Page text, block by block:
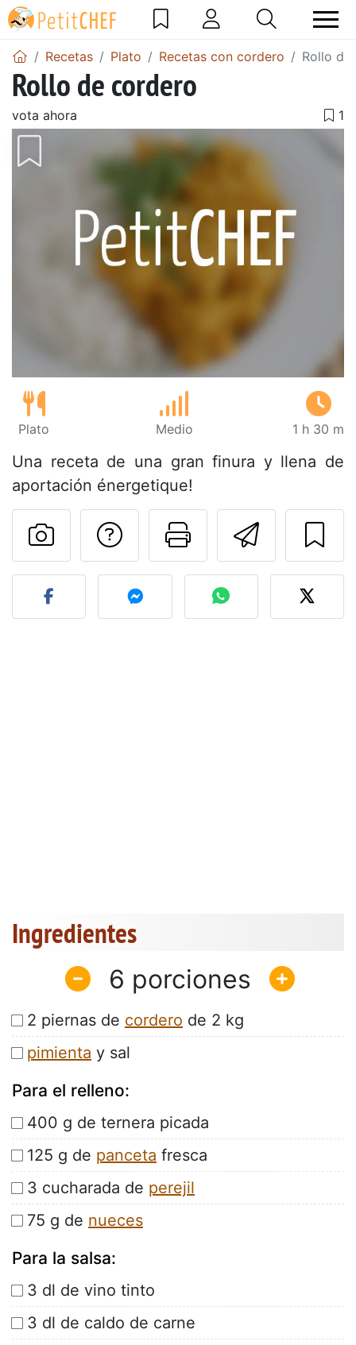
Recetas Plato Recetas con cordero Rollo
Rollo de cordero
vota ahora
Plato Medio 1 h 30 m
Una receta de una gran finura y llena de
aportación énergetique!
Imprimir
Preguntar al autor
Publicar la foto de esta
Ingredientes
6
2 piernas de cordero de 2 kg
pimienta y sal
Para el relleno:
400 g de ternera picada
125 g de panceta fresca
3 cucharada de perejil
75 g de nueces
Para la salsa:
3 dl de vino tinto
3 dl de caldo de carne